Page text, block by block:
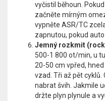
vyčistil běhoun.
začněte mírným
vypněte ASR/TC
zapnutou, pokud
Jemný rozkmit
500-1 800 ot/min, u
20-50 cm vpřed,
vzad. Tři až pět
nabrat švih. Jakmile
držte plyn plynule a